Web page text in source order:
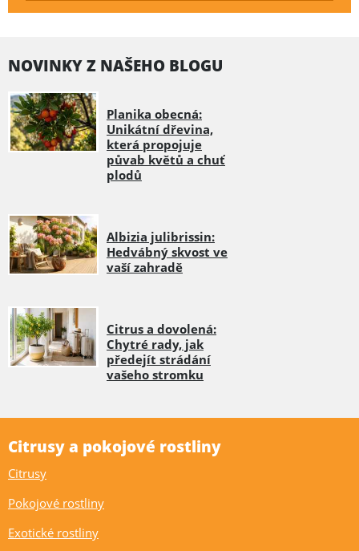
NOVINKY Z NAŠEHO BLOGU
Planika obecná:
Unikátní dřevina,
která propojuje
půvab květů a chuť
plodů
Albizia julibrissin:
Hedvábný skvost ve
vaší zahradě
Citrus a dovolená:
Chytré rady, jak
předejít strádání
vašeho stromku
Citrusy a pokojové rostliny
Citrusy
Pokojové rostliny
Exotické rostliny